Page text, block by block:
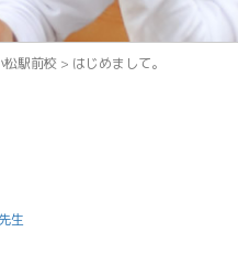
松駅前校 > はじめまして。
生